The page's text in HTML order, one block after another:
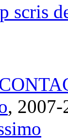
scris
, 2007-